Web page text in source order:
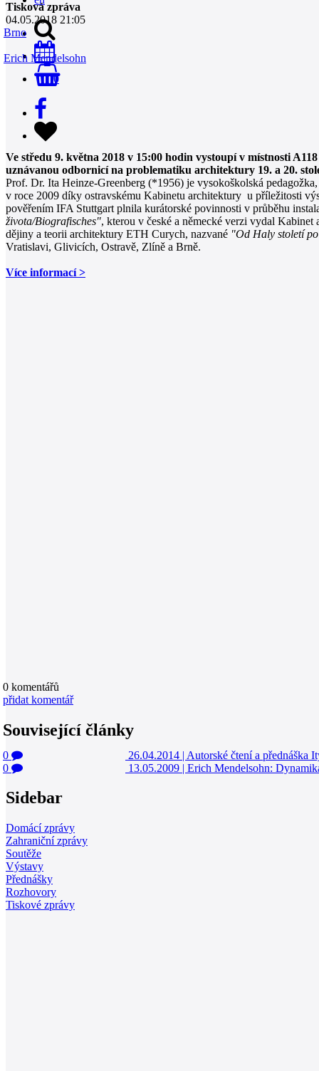
0
Tisková zpráva
04.05.2018 21:05
Brno
Erich Mendelsohn
Ve středu 9. května 2018 v 15:00 hodin vystoupí v místnosti
uznávanou odbornicí na problematiku architektury 19. a 20.
Prof. Dr. Ita Heinze-Greenberg (*1956) je vysokoškolská
v roce 2009 díky ostravskému Kabinetu architektury u příležitosti
pověřením IFA Stuttgart plnila kurátorské povinnosti v průběhu
života/Biografisches", kterou v české a německé verzi vydal
dějiny a teorii architektury ETH Curych, nazvané "Od Haly století
Vratislavi, Glivicích, Ostravě, Zlíně a Brně.
Více informací >
0 komentářů
přidat komentář
Související články
0 26.04.2014 | Autorské čtení a
0
13.05.2009 | Erich Mendelsohn:
Sidebar
Domácí zprávy
Zahraniční zprávy
Soutěže
Výstavy
Přednášky
Rozhovory
Tiskové zprávy